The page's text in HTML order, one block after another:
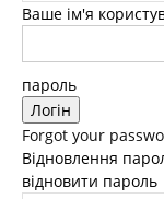
Ваше ім'я
пароль
Forgot your
Відновлення
відновити пароль